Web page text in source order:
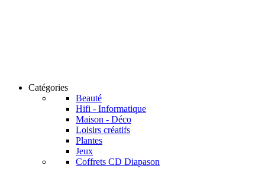
Catégories
Beauté
Hifi - Informatique
Maison - Déco
Loisirs créatifs
Plantes
Jeux
Coffrets CD Diapason